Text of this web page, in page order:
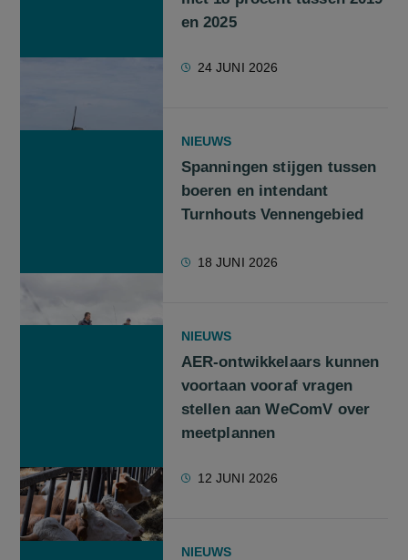
en 2025
24 JUNI 2026
NIEUWS
Spanningen stijgen tussen
boeren en intendant
Turnhouts Vennengebied
18 JUNI 2026
NIEUWS
AER-ontwikkelaars kunnen
voortaan vooraf vragen
stellen aan WeComV over
meetplannen
12 JUNI 2026
NIEUWS